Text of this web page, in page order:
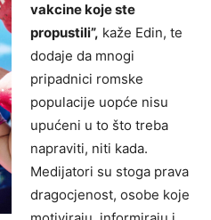
vakcine koje ste
propustili”, kaže Edin, te
dodaje da mnogi
pripadnici romske
populacije uopće nisu
upućeni u to što treba
napraviti, niti kada.
Medijatori su stoga prava
dragocjenost, osobe koje